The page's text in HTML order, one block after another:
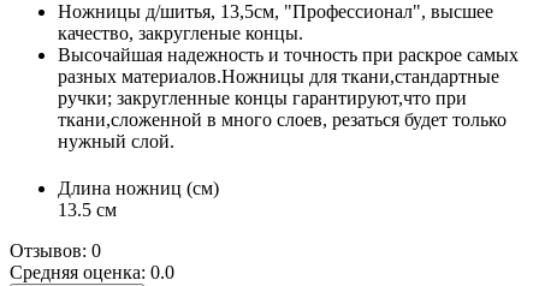
Ножницы д/шитья, 13,5см, "Профессионал", высшее
качество, закругленые концы.
Высочайшая надежность и точность при раскрое самых
разных материалов.Ножницы для ткани,стандартные
ручки; закругленные концы гарантируют,что при
ткани,сложенной в много слоев, резаться будет только
нужный слой.
Длина ножниц (см)
13.5 см
Отзывов: 0
Средняя оценка: 0.0